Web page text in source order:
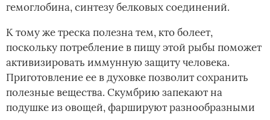
гемоглобина, синтезу белковых соединений.
К тому же треска полезна тем, кто болеет,
поскольку потребление в пищу этой рыбы поможет
активизировать иммунную защиту человека.
Приготовление ее в духовке позволит сохранить
полезные вещества. Скумбрию запекают на
подушке из овощей, фаршируют разнообразными